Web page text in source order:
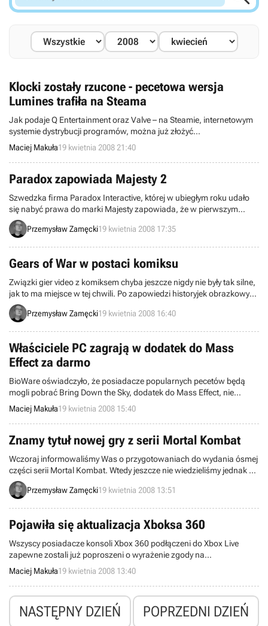
wiadomości...
Klocki zostały rzucone - pecetowa wersja
Lumines trafiła na Steama
Jak podaje Q Entertainment oraz Valve – na Steamie, internetowym
systemie dystrybucji programów, można już złożyć
przedpremierowe zamówienie na Lumines.
Maciej Makuła19 kwietnia 2008 21:40
Paradox zapowiada Majesty 2
Szwedzka firma Paradox Interactive, której w ubiegłym roku udało
się nabyć prawa do marki Majesty zapowiada, że w pierwszym
kwartale 2009 roku możemy spodziewać się powrotu serii na ekrany
naszych monitorów. W pracach nad sequelem udział bierze również
Przemysław Zamęcki19 kwietnia 2008 17:35
Gears of War w postaci komiksu
Związki gier video z komiksem chyba jeszcze nigdy nie były tak silne,
jak to ma miejsce w tej chwili. Po zapowiedzi historyjek obrazkowych
opowiadających o losach górniczego statku kosmicznego z gry
Dead Space i umowie podpisanej przez Sierrę w sprawie komiksu
zeszytów narysowanych na podstawie serii Gears of War.
Przemysław Zamęcki19 kwietnia 2008 16:40
Właściciele PC zagrają w dodatek do Mass
Effect za darmo
BioWare oświadczyło, że posiadacze popularnych pecetów będą
mogli pobrać Bring Down the Sky, dodatek do Mass Effect, nie
uiszczając żadnych dodatkowych opłat.
Maciej Makuła19 kwietnia 2008 15:40
Znamy tytuł nowej gry z serii Mortal Kombat
Wczoraj informowaliśmy Was o przygotowaniach do wydania ósmej
części serii Mortal Kombat. Wtedy jeszcze nie wiedzieliśmy jednak z
czym faktycznie będziemy mieli do czynienia i trzeba przyznać, że
ekipie producenckiej udało się nas nieźle zaskoczyć.
Przemysław Zamęcki19 kwietnia 2008 13:51
Pojawiła się aktualizacja Xboksa 360
Wszyscy posiadacze konsoli Xbox 360 podłączeni do Xbox Live
zapewne zostali już poproszeni o wyrażenie zgody na
zaktualizowanie oprogramowania konsoli i związany z nim rytualny
jej restart. Co zauważyć można po ponownym uruchomieniu?
Maciej Makuła19 kwietnia 2008 13:40
NASTĘPNY DZIEŃ POPRZEDNI DZIEŃ